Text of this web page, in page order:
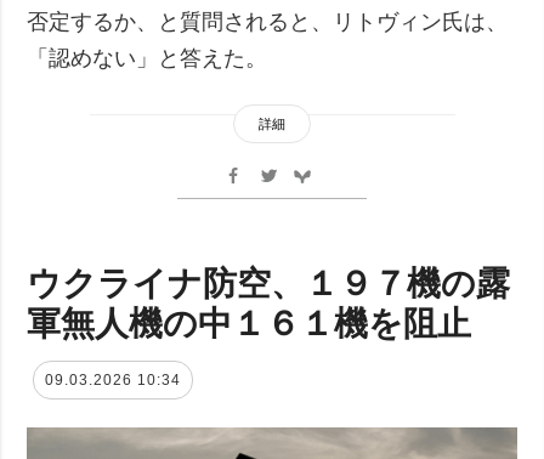
否定するか、と質問されると、リトヴィン氏は、
「認めない」と答えた。
詳細
ウクライナ防空、１９７機の露
軍無人機の中１６１機を阻止
09.03.2026 10:34